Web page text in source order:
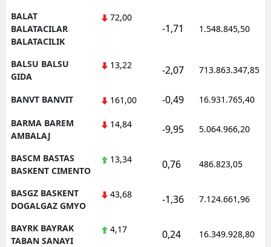
BALAT
BALATACILAR
BALATACILIK
72,00
-1,71 1.548.845,50
BALSU BALSU
GIDA
13,22 -2,07 713.863.347,85
BANVT BANVIT 161,00 -0,49 16.931.765,40
BARMA BAREM
AMBALAJ
14,84 -9,95 5.064.966,20
BASCM BASTAS
BASKENT CIMENTO
13,34 0,76 486.823,05
BASGZ BASKENT
DOGALGAZ GMYO
43,68 -1,36 7.124.661,96
BAYRK BAYRAK
TABAN SANAYI
4,17 0,24 16.349.928,80